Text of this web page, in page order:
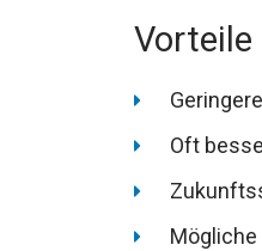
Oft